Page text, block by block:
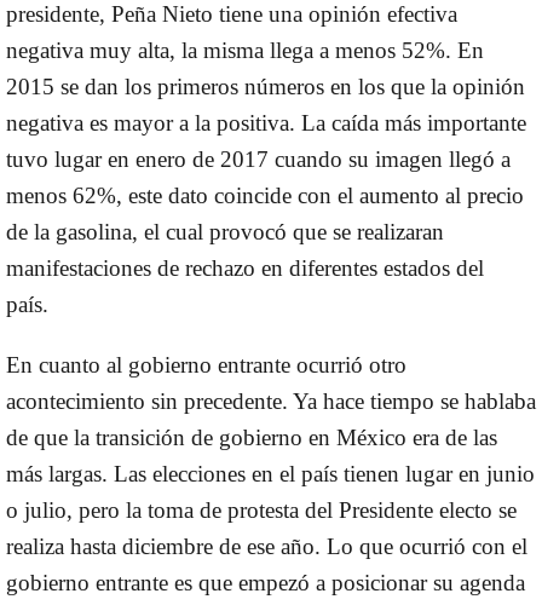
presidente, Peña Nieto tiene una opinión efectiva
negativa muy alta, la misma llega a menos 52%. En
2015 se dan los primeros números en los que la opinión
negativa es mayor a la positiva. La caída más importante
tuvo lugar en enero de 2017 cuando su imagen llegó a
menos 62%, este dato coincide con el aumento al precio
de la gasolina, el cual provocó que se realizaran
manifestaciones de rechazo en diferentes estados del
país.
En cuanto al gobierno entrante ocurrió otro
acontecimiento sin precedente. Ya hace tiempo se hablaba
de que la transición de gobierno en México era de las
más largas. Las elecciones en el país tienen lugar en junio
o julio, pero la toma de protesta del Presidente electo se
realiza hasta diciembre de ese año. Lo que ocurrió con el
gobierno entrante es que empezó a posicionar su agenda